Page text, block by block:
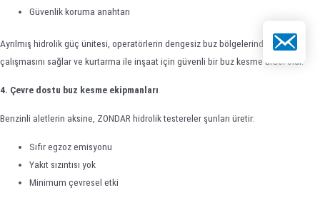
Güvenlik koruma anahtarı
Ayrılmış hidrolik güç ünitesi, operatörlerin dengesiz buz bölgelerinden uzakta
çalışmasını sağlar ve kurtarma ile inşaat için güvenli bir buz kesme aracı olur.
4. Çevre dostu buz kesme ekipmanları
Benzinli aletlerin aksine, ZONDAR hidrolik testereler şunları üretir:
Sıfır egzoz emisyonu
Yakıt sızıntısı yok
Minimum çevresel etki
E-posta